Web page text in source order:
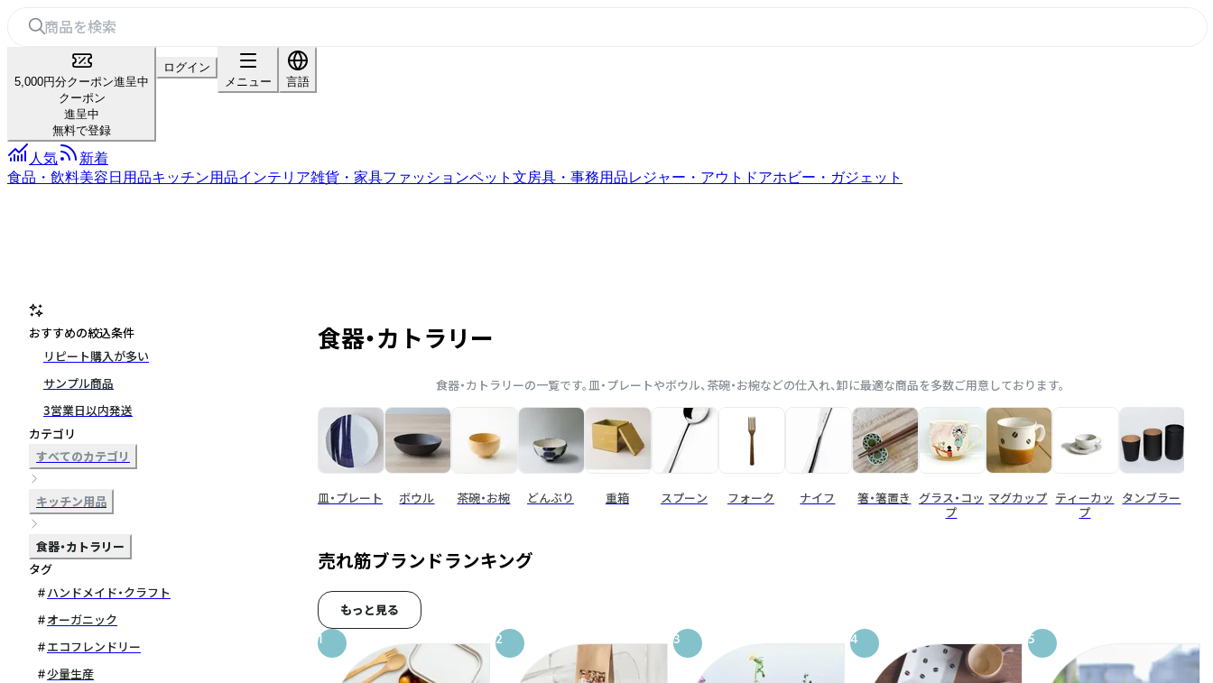
5,000円分クーポン進呈中
クーポン
進呈中
無料で登録
ログイン
メニュー
言語
人気
新着
食品・飲料美容 日用品キッチン用品インテリア雑貨・家具ファッションペット 文房具・事務用品レジャー・アウトドアホビー・ガジェット
おすすめの絞込条件
リピート購入が多い
サンプル商品
3営業日以内発送
カテゴリ
すべてのカテゴリ
キッチン用品
食器・カトラリー
タグ
ハンドメイド・クラフト
オーガニック
エコフレンドリー
少量生産
食器・カトラリー
食器・カトラリーの一覧です。皿・プレートやボウル、茶碗・お椀などの仕入れ、卸に最適な商品を多数ご用意しております。
皿・プレート ボウル 茶碗・お椀 どんぶり 重箱 スプーン フォーク ナイフ 箸・箸置き
グラス・コッ
プ
マグカップ ティーカッ
プ
タンブラー
売れ筋ブランドランキング
もっと見る
1
2 3 4 5